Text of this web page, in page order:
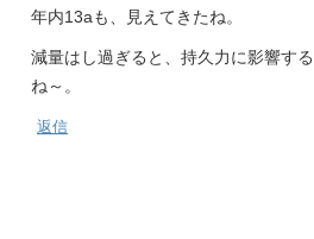
年内13aも、見えてきたね。
減量はし過ぎると、持久力に影響す
ね～。
返信